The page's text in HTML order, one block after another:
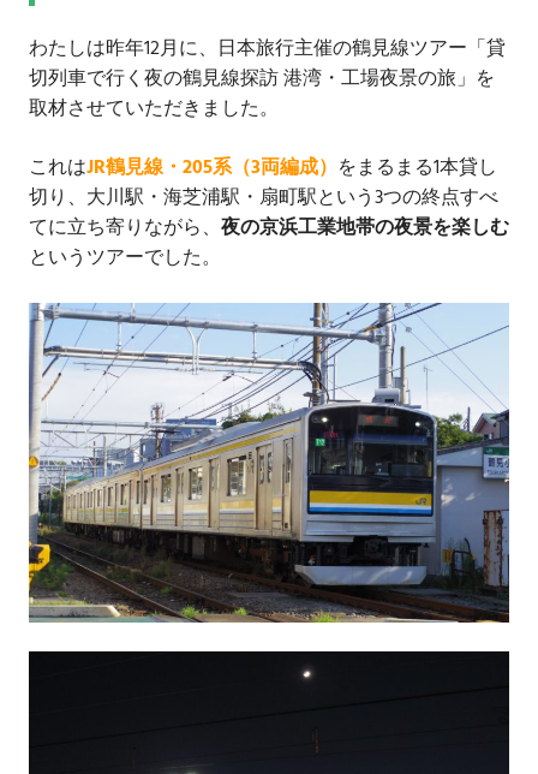
わたしは昨年12月に、日本旅行主催の鶴見線ツアー「貸
切列車で行く夜の鶴見線探訪 港湾・工場夜景の旅」を
取材させていただきました。
これはJR鶴見線・205系（3両編成） をまるまる1本貸し
切り、大川駅・海芝浦駅・扇町駅という3つの終点すべ
てに立ち寄りながら、 夜の京浜工業地帯の夜景を楽しむ
というツアーでした。